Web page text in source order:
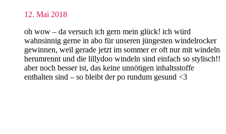
12. Mai 2018
oh wow – da versuch ich gern mein glück! ich würd
wahnsinnig gerne in abo für unseren jüngesten windelrocker
gewinnen, weil gerade jetzt im sommer er oft nur mit windeln
herumrennt und die lillydoo windeln sind einfach so stylisch!!
aber noch besser ist, das keine unnötigen inhaltsstoffe
enthalten sind – so bleibt der po rundum gesund <3